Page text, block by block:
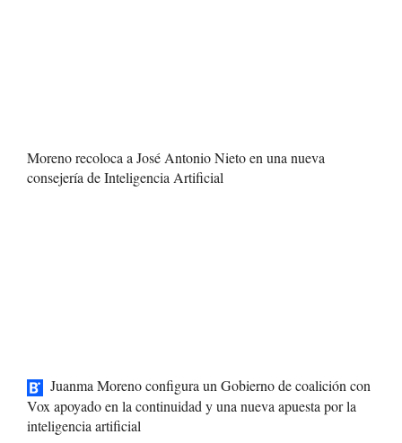
Moreno recoloca a José Antonio Nieto en una nueva
consejería de Inteligencia Artificial
Juanma Moreno configura un Gobierno de coalición con
Vox apoyado en la continuidad y una nueva apuesta por la
inteligencia artificial